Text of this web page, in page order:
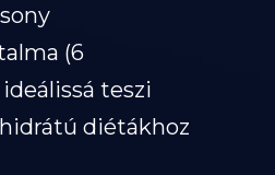
(6
teszi
diétákhoz